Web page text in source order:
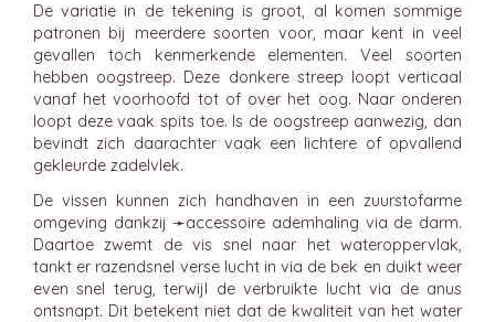
De variatie in de tekening is groot, al komen sommige
patronen bij meerdere soorten voor, maar kent in veel
gevallen toch kenmerkende elementen. Veel soorten
hebben oogstreep. Deze donkere streep loopt verticaal
vanaf het voorhoofd tot of over het oog. Naar onderen
loopt deze vaak spits toe. Is de oogstreep aanwezig, dan
bevindt zich daarachter vaak een lichtere of opvallend
gekleurde zadelvlek.
De vissen kunnen zich handhaven in een zuurstofarme
omgeving dankzij ➛accessoire ademhaling via de darm.
Daartoe zwemt de vis snel naar het wateroppervlak,
tankt er razendsnel verse lucht in via de bek en duikt weer
even snel terug, terwijl de verbruikte lucht via de anus
ontsnapt. Dit betekent niet dat de kwaliteit van het water